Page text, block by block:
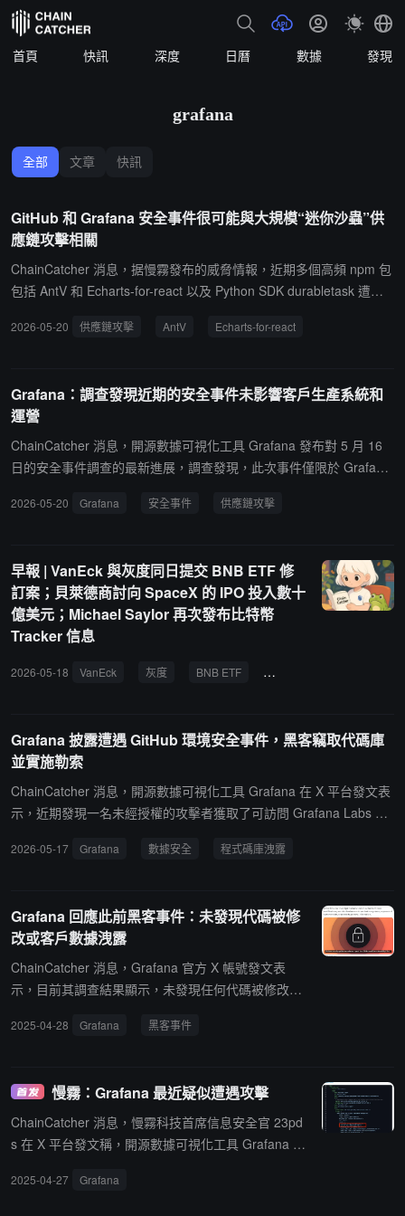
首頁 快訊 深度 日曆 數據 發現
grafana
全部 文章 快訊
GitHub 和 Grafana 安全事件很可能與大規模“迷你沙蟲”供
應鏈攻擊相關
ChainCatcher 消息，据慢霧發布的威脅情報，近期多個高頻 npm 包
包括 AntV 和 Echarts-for-react 以及 Python SDK durabletask 遭到
擊者在 22 分鐘內自動發布了 637 個惡意版本，涉及 317 個包。攻擊
和 Grafana Labs 遭勒索攻擊很可能與此供應鏈攻擊相關。受影響組
件包括 npm 生態系統中的 AntV、Echarts-for-react 等高頻組件，以
及 Python 包 durabletask 1.4.1、1.4.2 和 1.4.3。攻擊者可竊取雲和
本地憑證、未經授權訪問內部倉庫和敏感雲基礎設施、橫向移動至開
索和數據洩露威脅。慢霧建議立即輪換所有暴露的憑證，替換受影響
注意排查。
2026-05-20 供應鏈攻擊 AntV Echarts-for-react
Grafana：調查發現近期的安全事件未影響客戶生產系統和
運營
ChainCatcher 消息，開源數據可視化工具 Grafana 發布對 5 月 16
日的安全事件調查的最新進展，調查發現，此次事件僅限於 Grafana
庫，並未影響客戶生產系統、運營或 Grafana Cloud 平台。下載的內
平台的數據。Grafana Labs 明確表示代碼庫被下載但未被篡改，目
前客戶和開源用戶無需採取任何行動。該事件源於通過 Mini Shai-Hul
ud 運動進行的 TanStack npm 供應鏈攻擊。Grafana Labs 於 5 月 1
1 日檢測到惡意活動並啟動應急響應，但因遺漏一個憑證導致攻擊者
獲得訪問權限。5 月 16 日收到贖金要求後，公司決定不支付贖金，
調查仍在進行中。
2026-05-20 Grafana 安全事件 供應鏈攻擊
早報 | VanEck 與灰度同日提交 BNB ETF 修
訂案；貝萊德商討向 SpaceX 的 IPO 投入數十
億美元；Michael Saylor 再次發布比特幣
Tracker 信息
2026-05-18 VanEck 灰度 BNB ETF 貝萊德
Grafana 披露遭遇 GitHub 環境安全事件，黑客竊取代碼庫
並實施勒索
ChainCatcher 消息，開源數據可視化工具 Grafana 在 X 平台發文表
示，近期發現一名未經授權的攻擊者獲取了可訪問 Grafana Labs Git
及客戶數據或個人信息洩露，也沒有發現客戶系統或業務運營受到影
者曾試圖通過勒索方式要求支付贖金以阻止代碼庫被公開，但公司最
終決定拒絕支付贖金，待調查結束後將公布更多事件復盤信息。
2026-05-17 Grafana 數據安全 程式碼庫洩露
Grafana 回應此前黑客事件：未發現代碼被修
改或客戶數據洩露
ChainCatcher 消息，Grafana 官方 X 帳號發文表
示，目前其調查結果顯示，未發現任何代碼被修改、
被訪問的證據。此前報導，慢霧監測到開源數據可視
2025-04-28 Grafana 黑客事件
慢霧：Grafana 最近疑似遭遇攻擊
ChainCatcher 消息，慢霧科技首席信息安全官 23pd
s 在 X 平台發文稱，開源數據可視化工具 Grafana 最
名，用 App 令牌對多個代碼庫進行了攻擊。這個工作
2025-04-27 Grafana